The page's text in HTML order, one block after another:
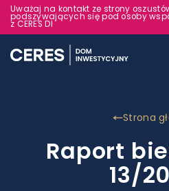
Uważaj na kontakt ze strony
podszywających się pod osoby
z CERES DI
Strona
Raport
13/